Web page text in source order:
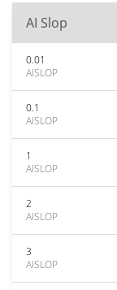
AI Slop
0.01
AISLOP
0.1
AISLOP
1
AISLOP
2
AISLOP
3
AISLOP